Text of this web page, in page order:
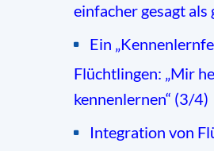
einfacher gesagt als
Ein
Flüchtlingen: „Mir
kennenlernen“ (3/4)
Integration von